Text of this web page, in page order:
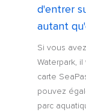
d'entrer
autant
Si vous
Waterpark,
carte
pouvez
parc